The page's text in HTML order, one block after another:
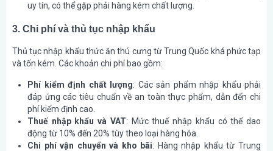
uy tín, có thể gặp phải hàng kém chất lượng.
3. Chi phí và thủ tục nhập khẩu
Thủ tục nhập khẩu thức ăn thú cưng từ Trung Quốc khá phức tạp
và tốn kém. Các khoản chi phí bao gồm:
Phí kiểm định chất lượng: Các sản phẩm nhập khẩu phải
đáp ứng các tiêu chuẩn về an toàn thực phẩm, dẫn đến chi
phí kiểm định cao.
Thuế nhập khẩu và VAT: Mức thuế nhập khẩu có thể dao
động từ 10% đến 20% tùy theo loại hàng hóa.
Chi phí vận chuyển và kho bãi: Hàng nhập khẩu từ Trung